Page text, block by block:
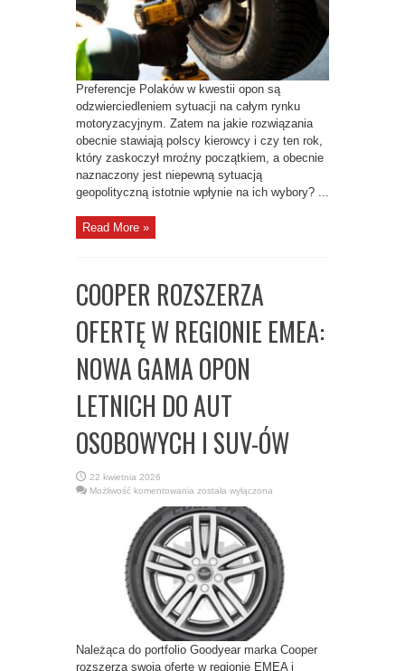
KUPUJĄ
INACZEJ
NIŻ
ROK
TEMU
Preferencje Polaków w kwestii opon są
odzwierciedleniem sytuacji na całym rynku
motoryzacyjnym. Zatem na jakie rozwiązania
obecnie stawiają polscy kierowcy i czy ten rok,
który zaskoczył mroźny początkiem, a obecnie
naznaczony jest niepewną sytuacją
geopolityczną istotnie wpłynie na ich wybory? ...
Read More »
COOPER ROZSZERZA
OFERTĘ W REGIONIE EMEA:
NOWA GAMA OPON
LETNICH DO AUT
OSOBOWYCH I SUV-ÓW
22 kwietnia 2026
Możliwość komentowania COOPER
OFERTĘ
W
REGIONIE
EMEA:
NOWA
GAMA
OPON
LETNICH
DO
AUT
OSOBOWYCH
I
SUV-
ÓW
została wyłączona
Należąca do portfolio Goodyear marka Cooper
rozszerza swoją ofertę w regionie EMEA i